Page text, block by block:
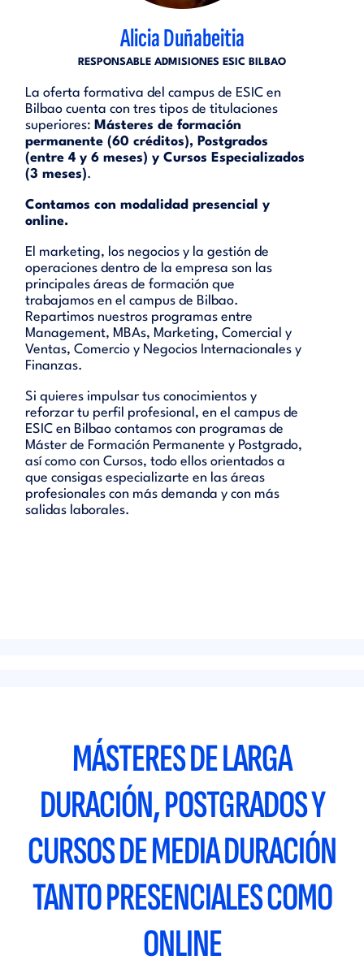
Alicia Duñabeitia
RESPONSABLE ADMISIONES ESIC BILBAO
La oferta formativa del campus de ESIC en
Bilbao cuenta con tres tipos de titulaciones
superiores: Másteres de formación
permanente (60 créditos), Postgrados
(entre 4 y 6 meses) y Cursos Especializados
(3 meses).
Contamos con modalidad presencial y
online.
El marketing, los negocios y la gestión de
operaciones dentro de la empresa son las
principales áreas de formación que
trabajamos en el campus de Bilbao.
Repartimos nuestros programas entre
Management, MBAs, Marketing, Comercial y
Ventas, Comercio y Negocios Internacionales y
Finanzas.
Si quieres impulsar tus conocimientos y
reforzar tu perfil profesional, en el campus de
ESIC en Bilbao contamos con programas de
Máster de Formación Permanente y Postgrado,
así como con Cursos, todo ellos orientados a
que consigas especializarte en las áreas
profesionales con más demanda y con más
salidas laborales.
MÁSTERES DE LARGA
DURACIÓN, POSTGRADOS Y
CURSOS DE MEDIA DURACIÓN
TANTO PRESENCIALES COMO
ONLINE